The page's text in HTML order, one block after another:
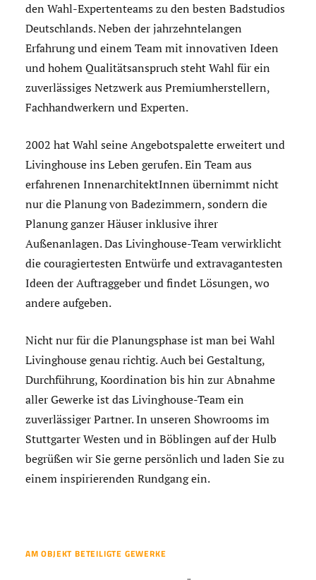
den Wahl-Expertenteams zu den besten Badstudios
Deutschlands. Neben der jahrzehntelangen
Erfahrung und einem Team mit innovativen Ideen
und hohem Qualitätsanspruch steht Wahl für ein
zuverlässiges Netzwerk aus Premiumherstellern,
Fachhandwerkern und Experten.
2002 hat Wahl seine Angebotspalette erweitert und
Livinghouse ins Leben gerufen. Ein Team aus
erfahrenen InnenarchitektInnen übernimmt nicht
nur die Planung von Badezimmern, sondern die
Planung ganzer Häuser inklusive ihrer
Außenanlagen. Das Livinghouse-Team verwirklicht
die couragiertesten Entwürfe und extravagantesten
Ideen der Auftraggeber und findet Lösungen, wo
andere aufgeben.
Nicht nur für die Planungsphase ist man bei Wahl
Livinghouse genau richtig. Auch bei Gestaltung,
Durchführung, Koordination bis hin zur Abnahme
aller Gewerke ist das Livinghouse-Team ein
zuverlässiger Partner. In unseren Showrooms im
Stuttgarter Westen und in Böblingen auf der Hulb
begrüßen wir Sie gerne persönlich und laden Sie zu
einem inspirierenden Rundgang ein.
AM OBJEKT BETEILIGTE GEWERKE